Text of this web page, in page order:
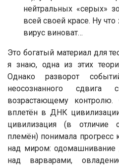
нейтральных «серых»
всей своей красе. Ну
вирус виноват…
Это богатый материал для
я знаю, одна из этих
Однако разворот
неосознанного сдвига
возрастающему
вплетён в ДНК
цивилизация (в отличие
племён) понимала прогресс
над миром: одомашнивание
над варварами,